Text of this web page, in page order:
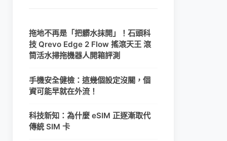
拖地不再是「把髒水抹開」！石頭科
技 Qrevo Edge 2 Flow 搖滾天王 滾
筒活水掃拖機器人開箱評測
手機安全健檢：這幾個設定沒關，個
資可能早就在外流！
科技新知：為什麼 eSIM 正逐漸取代
傳統 SIM 卡